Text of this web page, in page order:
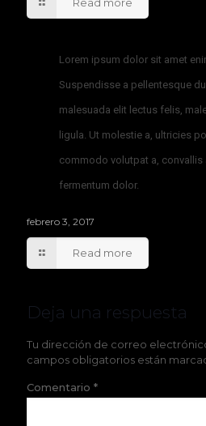
Lorem ipsum dolor sit amet
Suspendisse a pellentesque
malesuada elit lectus felis,
ligula. Ut molestie a, ultricies
commodo volutpat a, convallis
fermentum dolor.
febrero 3, 2017
Read more
Deja una respuesta
Tu dirección de correo
campos obligatorios están
Comentario *